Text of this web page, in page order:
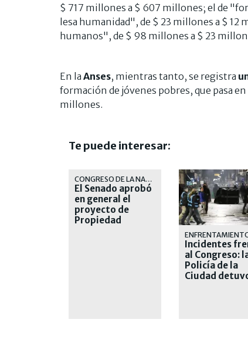
$ 717 millones a $ 607 millones; el de
lesa humanidad", de $ 23 millones a $
humanos", de $ 98 millones a $ 23
En la Anses, mientras tanto, se registra
formación de jóvenes pobres, que pasa
millones.
Te puede interesar:
CONGRESO DE LA NACIÓN
El Senado aprobó
en general el
proyecto de
Propiedad
Incidentes
al Congreso:
Policía de la
Ciudad